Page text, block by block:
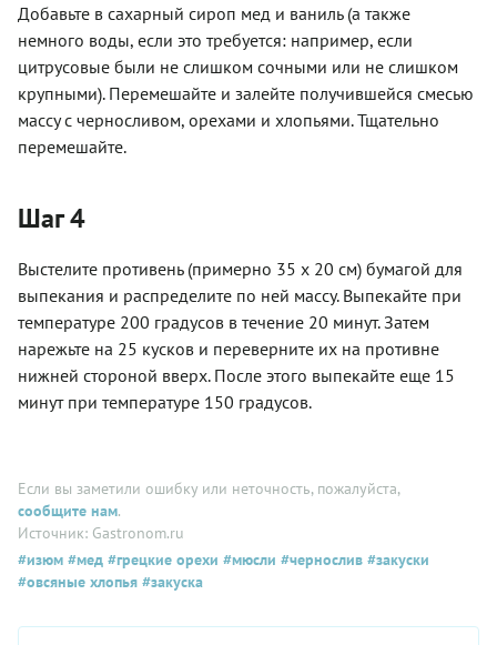
Добавьте в сахарный сироп мед и ваниль (а также
немного воды, если это требуется: например, если
цитрусовые были не слишком сочными или не слишком
крупными). Перемешайте и залейте получившейся смесью
массу с черносливом, орехами и хлопьями. Тщательно
перемешайте.
Шаг 4
Выстелите противень (примерно 35 х 20 см) бумагой для
выпекания и распределите по ней массу. Выпекайте при
температуре 200 градусов в течение 20 минут. Затем
нарежьте на 25 кусков и переверните их на противне
нижней стороной вверх. После этого выпекайте еще 15
минут при температуре 150 градусов.
Если вы заметили ошибку или неточность, пожалуйста,
сообщите нам.
Источник: Gastronom.ru
#изюм #мед #грецкие орехи #мюсли #чернослив #закуски
#овсяные хлопья #закуска